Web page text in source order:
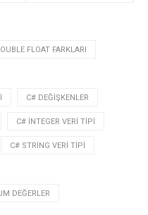
FLOAT FARKLARI
C# DEĞIŞKENLER
C# INTEGER VERI TIPI
C# STRING VERI TIPI
DEĞERLER